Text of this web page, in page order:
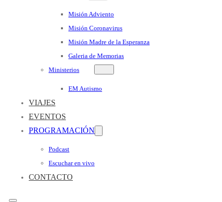
Misión Adviento
Misión Coronavirus
Misión Madre de la Esperanza
Galeria de Memorias
Ministerios
EM Autismo
VIAJES
EVENTOS
PROGRAMACIÓN
Podcast
Escuchar en vivo
CONTACTO